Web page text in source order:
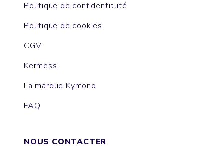
Politique de confidentialité
Politique de cookies
CGV
Kermess
La marque Kymono
FAQ
NOUS CONTACTER